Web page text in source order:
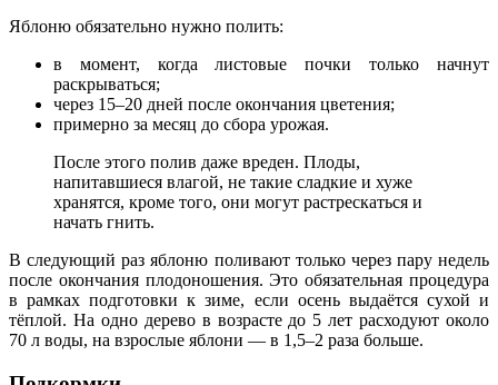
Яблоню обязательно нужно полить:
в момент, когда листовые почки только начнут
раскрываться;
через 15–20 дней после окончания цветения;
примерно за месяц до сбора урожая.
После этого полив даже вреден. Плоды,
напитавшиеся влагой, не такие сладкие и хуже
хранятся, кроме того, они могут растрескаться и
начать гнить.
В следующий раз яблоню поливают только через пару недель
после окончания плодоношения. Это обязательная процедура
в рамках подготовки к зиме, если осень выдаётся сухой и
тёплой. На одно дерево в возрасте до 5 лет расходуют около
70 л воды, на взрослые яблони — в 1,5–2 раза больше.